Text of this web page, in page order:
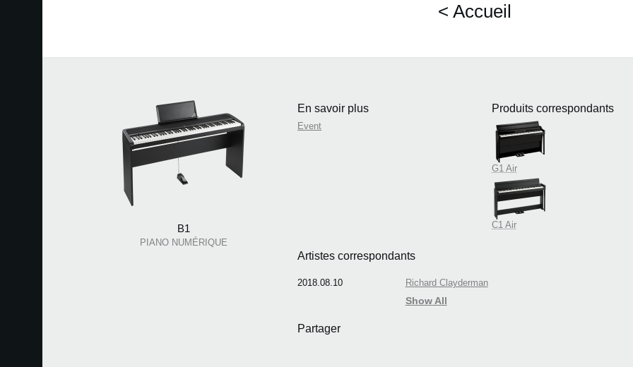
< Accueil
B1
PIANO NUMÉRIQUE
En savoir plus
Event
Produits correspondants
G1 Air
C1 Air
Artistes correspondants
2018.08.10 Richard Clayderman
Show All
Partager